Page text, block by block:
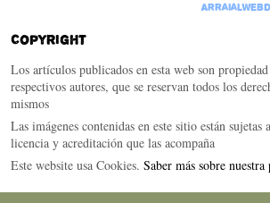
Copyright
Los artículos publicados en esta web son
respectivos autores, que se reservan todos los
mismos
Las imágenes contenidas en este sitio están sujetas
licencia y acreditación que las acompaña
Este website usa Cookies. Saber más sobre